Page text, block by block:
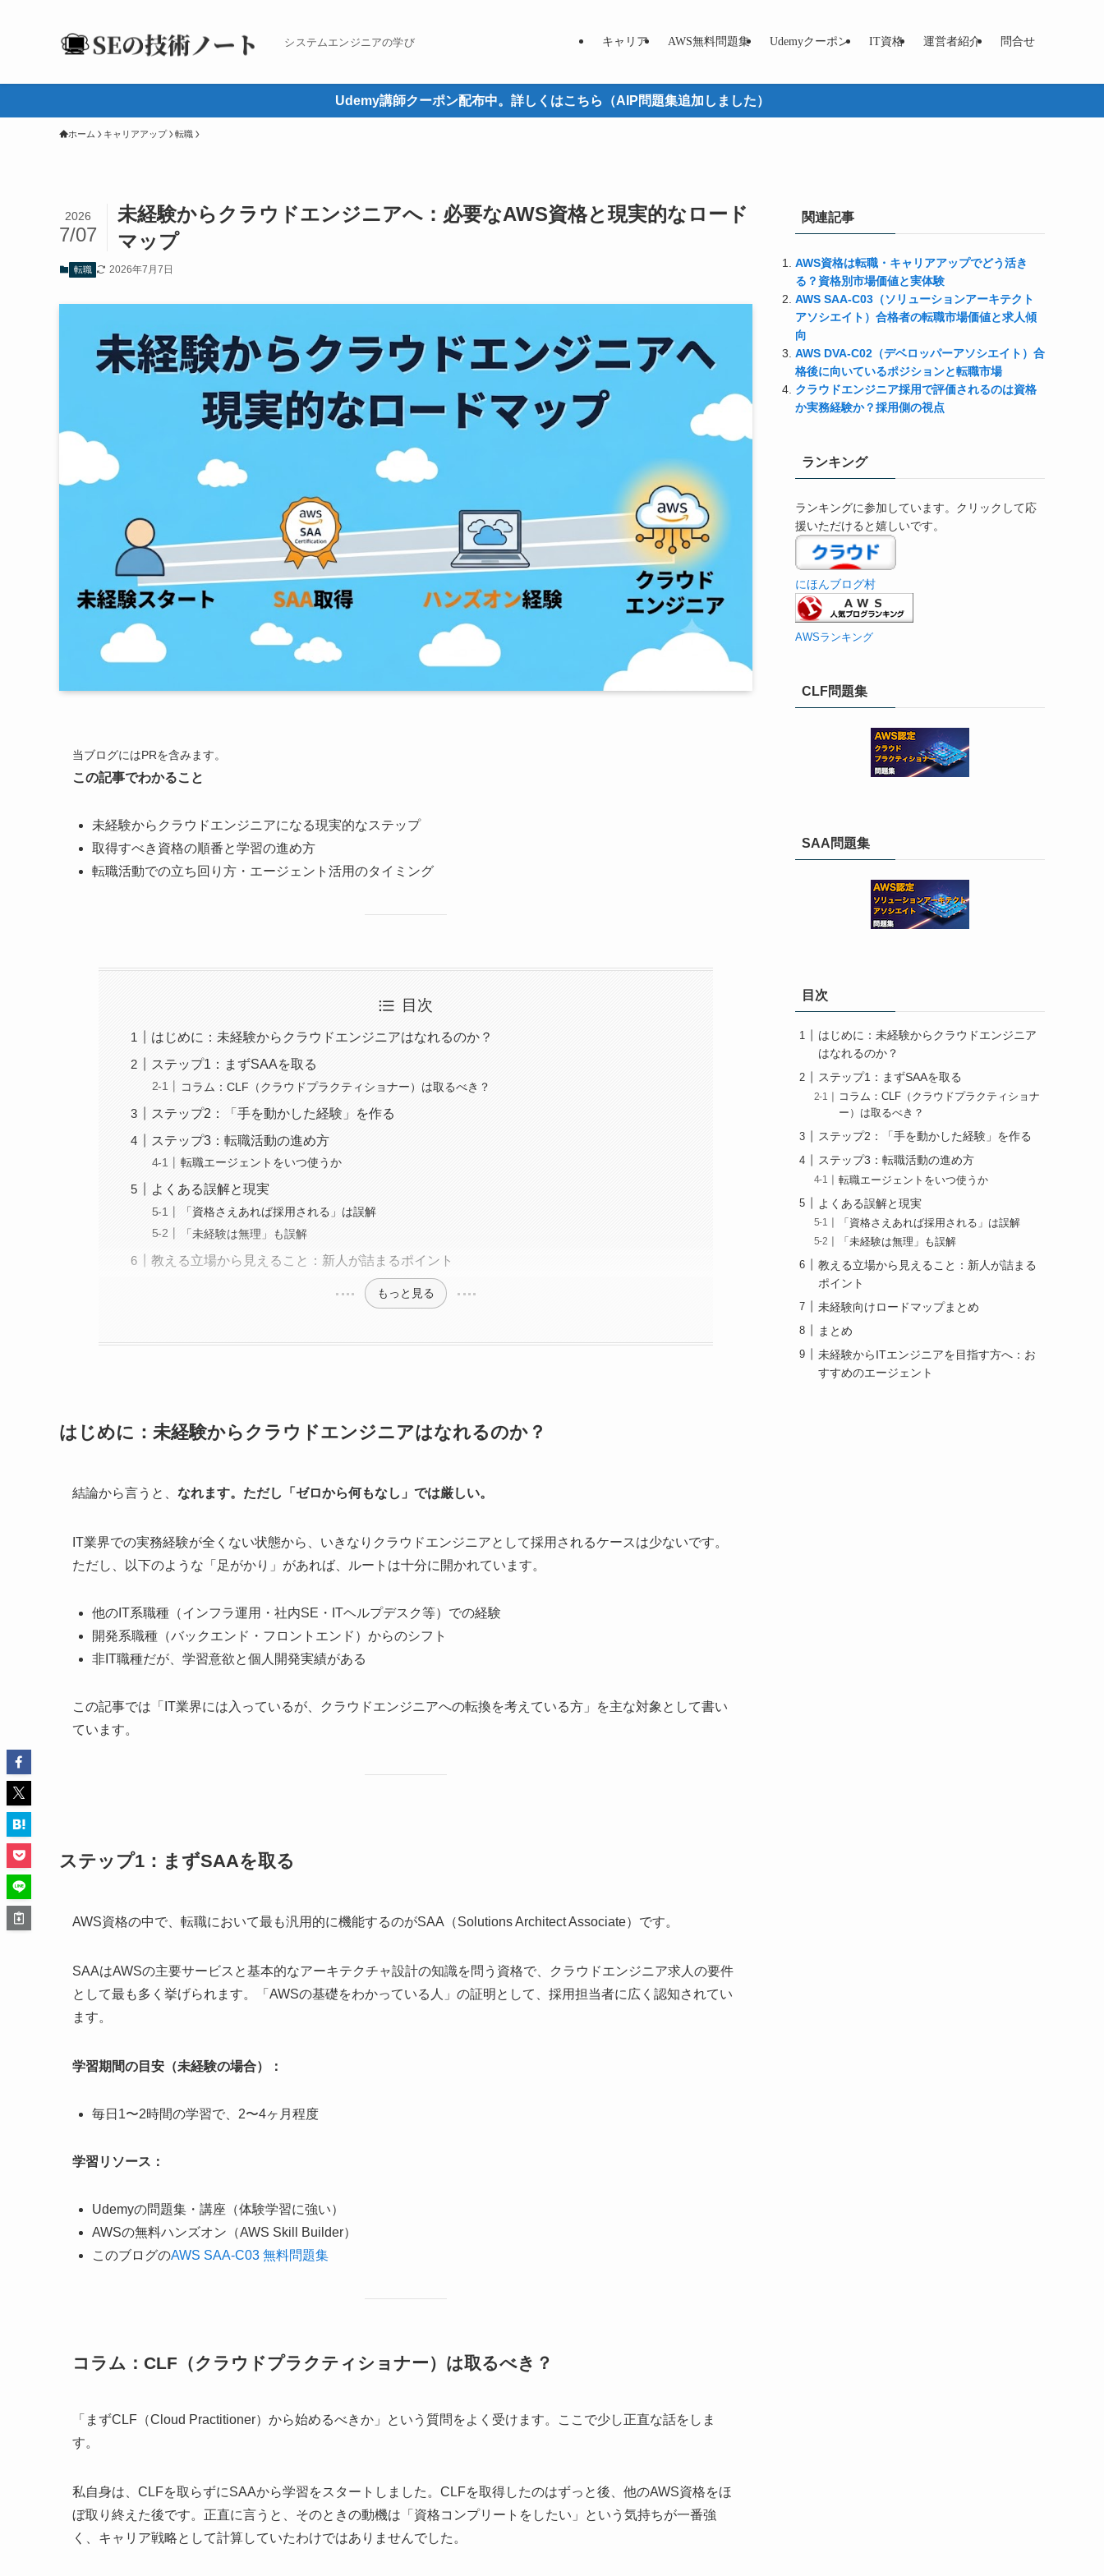
システムエンジニアの学び キャリア AWS無料問題集 Udemyクーポン IT資格 運営者紹介 問合せ
Udemy講師クーポン配布中。詳しくはこちら（AIP問題集追加しました）
ホーム キャリアアップ 転職
未経験からクラウドエンジニアへ：必要なAWS資格と現実的なロード
マップ
2026
7/07
転職 2026年7月7日
当ブログにはPRを含みます。
この記事でわかること
未経験からクラウドエンジニアになる現実的なステップ
取得すべき資格の順番と学習の進め方
転職活動での立ち回り方・エージェント活用のタイミング
目次
はじめに：未経験からクラウドエンジニアはなれるのか？
ステップ1：まずSAAを取る
コラム：CLF（クラウドプラクティショナー）は取るべき？
ステップ2：「手を動かした経験」を作る
ステップ3：転職活動の進め方
転職エージェントをいつ使うか
よくある誤解と現実
「資格さえあれば採用される」は誤解
「未経験は無理」も誤解
教える立場から見えること：新人が詰まるポイント
もっと見る
はじめに：未経験からクラウドエンジニアはなれるのか？
結論から言うと、 なれます。ただし「ゼロから何もなし」では厳しい。
IT業界での実務経験が全くない状態から、いきなりクラウドエンジニアとして採用されるケースは少ないです。
ただし、以下のような「足がかり」があれば、ルートは十分に開かれています。
他のIT系職種（インフラ運用・社内SE・ITヘルプデスク等）での経験
開発系職種（バックエンド・フロントエンド）からのシフト
非IT職種だが、学習意欲と個人開発実績がある
この記事では「IT業界には入っているが、クラウドエンジニアへの転換を考えている方」を主な対象として書い
ています。
ステップ1：まずSAAを取る
AWS資格の中で、転職において最も汎用的に機能するのがSAA（Solutions Architect Associate）です。
SAAはAWSの主要サービスと基本的なアーキテクチャ設計の知識を問う資格で、クラウドエンジニア求人の要件
として最も多く挙げられます。「AWSの基礎をわかっている人」の証明として、採用担当者に広く認知されてい
ます。
学習期間の目安（未経験の場合）：
毎日1〜2時間の学習で、2〜4ヶ月程度
学習リソース：
Udemyの問題集・講座（体験学習に強い）
AWSの無料ハンズオン（AWS Skill Builder）
このブログのAWS SAA-C03 無料問題集
コラム：CLF（クラウドプラクティショナー）は取るべき？
「まずCLF（Cloud Practitioner）から始めるべきか」という質問をよく受けます。ここで少し正直な話をしま
す。
私自身は、CLFを取らずにSAAから学習をスタートしました。CLFを取得したのはずっと後、他のAWS資格をほ
ぼ取り終えた後です。正直に言うと、そのときの動機は「資格コンプリートをしたい」という気持ちが一番強
く、キャリア戦略として計算していたわけではありませんでした。
関連記事
AWS資格は転職・キャリアアップでどう活き
る？資格別市場価値と実体験
AWS SAA-C03（ソリューションアーキテクト
アソシエイト）合格者の転職市場価値と求人傾
向
AWS DVA-C02（デベロッパーアソシエイト）合
格後に向いているポジションと転職市場
クラウドエンジニア採用で評価されるのは資格
か実務経験か？採用側の視点
ランキング
ランキングに参加しています。クリックして応
援いただけると嬉しいです。
にほんブログ村
AWSランキング
CLF問題集
SAA問題集
目次
はじめに：未経験からクラウドエンジニア
はなれるのか？
ステップ1：まずSAAを取る
コラム：CLF（クラウドプラクティショナ
ー）は取るべき？
ステップ2：「手を動かした経験」を作る
ステップ3：転職活動の進め方
転職エージェントをいつ使うか
よくある誤解と現実
「資格さえあれば採用される」は誤解
「未経験は無理」も誤解
教える立場から見えること：新人が詰まる
ポイント
未経験向けロードマップまとめ
まとめ
未経験からITエンジニアを目指す方へ：お
すすめのエージェント